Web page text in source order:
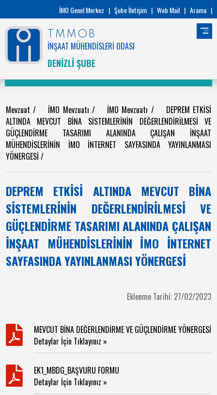
İMO Genel Merkez | Şube İletişim | Web Mail | Arama |
TMMOB
İNŞAAT MÜHENDİSLERİ ODASI
DENİZLİ ŞUBE
Mevzuat/ İMO Mevzuatı / İMO Mevzuatı / DEPREM ETKİSİ
ALTINDA MEVCUT BİNA SİSTEMLERİNİN DEĞERLENDİRİLMESİ VE
GÜÇLENDİRME TASARIMI ALANINDA ÇALIŞAN İNŞAAT
MÜHENDİSLERİNİN İMO İNTERNET SAYFASINDA YAYINLANMASI
YÖNERGESİ /
DEPREM ETKİSİ ALTINDA MEVCUT BİNA
SİSTEMLERİNİN DEĞERLENDİRİLMESİ VE
GÜÇLENDİRME TASARIMI ALANINDA ÇALIŞAN
İNŞAAT MÜHENDİSLERİNİN İMO İNTERNET
SAYFASINDA YAYINLANMASI YÖNERGESİ
Eklenme Tarihi: 27/02/2023
MEVCUT BİNA DEĞERLENDİRME VE GÜÇLENDİRME YÖNERGESİ
Detaylar İçin Tıklayınız »
EK1_MBDG_BAŞVURU FORMU
Detaylar İçin Tıklayınız »